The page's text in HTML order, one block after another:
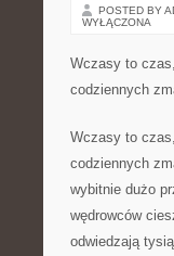
POSTED BY
WYŁĄCZONA
Wczasy to
codziennych
Wczasy to
codziennych
wybitnie dużo
wędrowców
odwiedzają